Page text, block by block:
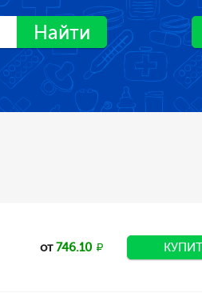
Найти
от746.10